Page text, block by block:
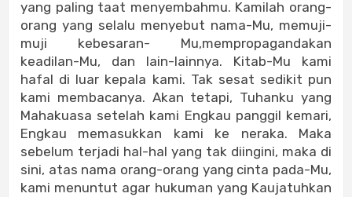
yang paling taat menyembahmu. Kamilah orang-
orang yang selalu menyebut nama-Mu, memuji-
muji kebesaran- Mu,mempropagandakan
keadilan-Mu, dan lain-lainnya. Kitab-Mu kami
hafal di luar kepala kami. Tak sesat sedikit pun
kami membacanya. Akan tetapi, Tuhanku yang
Mahakuasa setelah kami Engkau panggil kemari,
Engkau memasukkan kami ke neraka. Maka
sebelum terjadi hal-hal yang tak diingini, maka di
sini, atas nama orang-orang yang cinta pada-Mu,
kami menuntut agar hukuman yang Kaujatuhkan